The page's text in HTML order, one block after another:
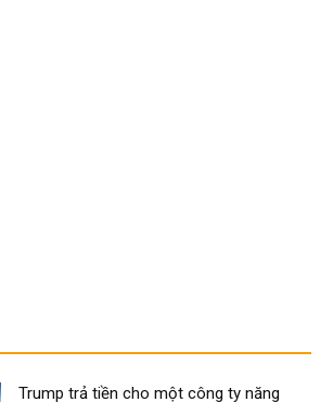
Trump trả tiền cho một công ty năng